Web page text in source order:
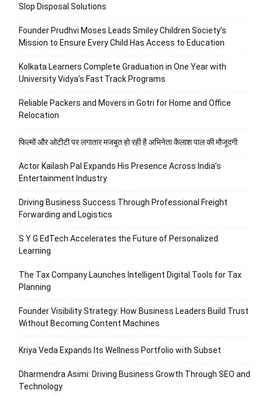
Slop Disposal Solutions
Founder Prudhvi Moses Leads Smiley Children Society’s
Mission to Ensure Every Child Has Access to Education
Kolkata Learners Complete Graduation in One Year with
University Vidya’s Fast Track Programs
Reliable Packers and Movers in Gotri for Home and Office
Relocation
फिल्मों और ओटीटी पर लगातार मजबूत हो रही है अभिनेता कैलाश पाल की मौजूदगी
Actor Kailash Pal Expands His Presence Across India’s
Entertainment Industry
Driving Business Success Through Professional Freight
Forwarding and Logistics
S Y G EdTech Accelerates the Future of Personalized
Learning
The Tax Company Launches Intelligent Digital Tools for Tax
Planning
Founder Visibility Strategy: How Business Leaders Build Trust
Without Becoming Content Machines
Kriya Veda Expands Its Wellness Portfolio with Subset
Dharmendra Asimi: Driving Business Growth Through SEO and
Technology